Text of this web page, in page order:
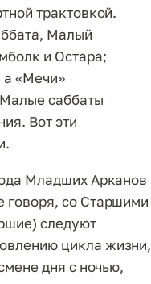
трактовкой.
Малый
и Остара;
«Мечи»
саббаты
Вот эти
Младших Арканов
говоря, со Старшими
следуют
цикла жизни,
дня с ночью,